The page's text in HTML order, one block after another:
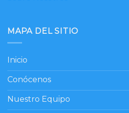
MAPA DEL SITIO
Inicio
Conócenos
Nuestro Equipo